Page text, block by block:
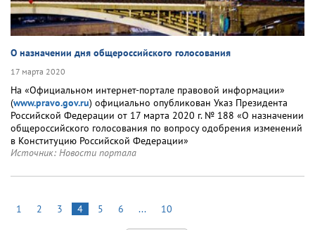
О назначении дня общероссийского голосования
17 марта 2020
На «Официальном интернет-портале правовой информации»
(www.pravo.gov.ru) официально опубликован Указ Президента
Российской Федерации от 17 марта 2020 г. № 188 «О назначении
общероссийского голосования по вопросу одобрения изменений
в Конституцию Российской Федерации»
Источник: Новости портала
1 2 3 4 5 6 ... 10